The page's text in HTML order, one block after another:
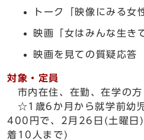
トーク「映像にみる女
映画「女はみんな生き
映画を見ての質疑応答
対象・定員
市内在住、在勤、在学の
☆1歳6か月から就学前幼
400円で、2月26日(土曜日)
着10人まで)